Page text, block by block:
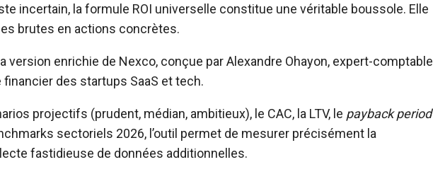
incertain, la formule ROI universelle constitue une véritable boussole. Elle
brutes en actions concrètes.
version enrichie de Nexco, conçue par Alexandre Ohayon, expert-comptable
des startups SaaS et tech.
projectifs (prudent, médian, ambitieux), le CAC, la LTV, le payback period
sectoriels 2026, l’outil permet de mesurer précisément la
fastidieuse de données additionnelles.